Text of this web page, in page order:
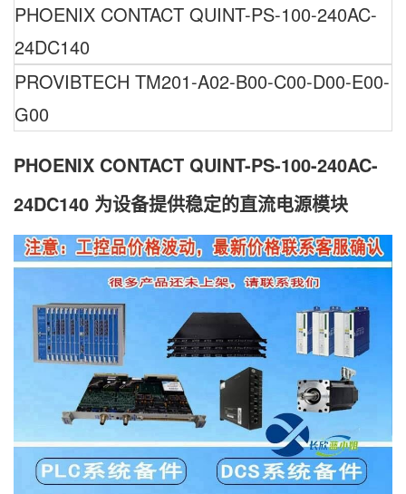
PHOENIX CONTACT QUINT-PS-100-240AC-
24DC140
PROVIBTECH TM201-A02-B00-C00-D00-E00-
G00
PHOENIX CONTACT QUINT-PS-100-240AC-
24DC140 为设备提供稳定的直流电源模块